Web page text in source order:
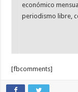
económico
periodismo libre,
[fbcomments]